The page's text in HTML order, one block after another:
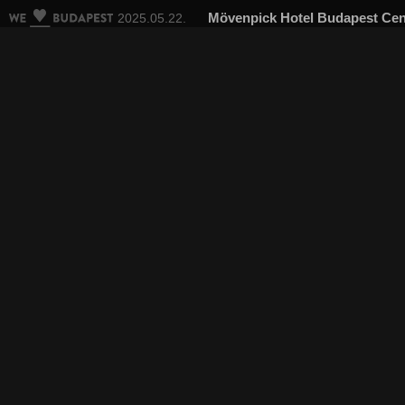
Mövenpick Hotel Budapest
2025.05.22.